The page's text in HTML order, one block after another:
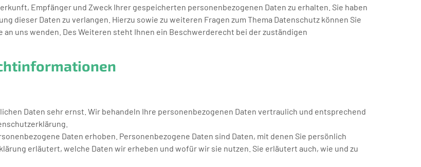
Empfänger und Zweck Ihrer gespeicherten personenbezogenen Daten zu erhalten. Sie haben
dieser Daten zu verlangen. Hierzu sowie zu weiteren Fragen zum Thema Datenschutz können Sie
uns wenden. Des Weiteren steht Ihnen ein Beschwerderecht bei der zuständigen
Daten sehr ernst. Wir behandeln Ihre personenbezogenen Daten vertraulich und entsprechend
Daten erhoben. Personenbezogene Daten sind Daten, mit denen Sie persönlich
erläutert, welche Daten wir erheben und wofür wir sie nutzen. Sie erläutert auch, wie und zu